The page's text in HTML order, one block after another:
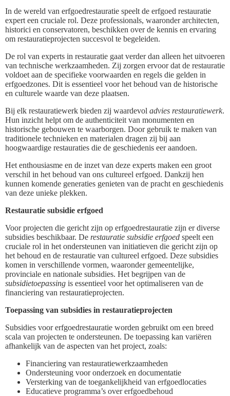
In de wereld van erfgoedrestauratie speelt de erfgoed restauratie
expert een cruciale rol. Deze professionals, waaronder architecten,
historici en conservatoren, beschikken over de kennis en ervaring
om restauratieprojecten succesvol te begeleiden.
De rol van experts in restauratie gaat verder dan alleen het uitvoeren
van technische werkzaamheden. Zij zorgen ervoor dat de restauratie
voldoet aan de specifieke voorwaarden en regels die gelden in
erfgoedzones. Dit is essentieel voor het behoud van de historische
en culturele waarde van deze plaatsen.
Bij elk restauratiewerk bieden zij waardevol advies restauratiewerk.
Hun inzicht helpt om de authenticiteit van monumenten en
historische gebouwen te waarborgen. Door gebruik te maken van
traditionele technieken en materialen dragen zij bij aan
hoogwaardige restauraties die de geschiedenis eer aandoen.
Het enthousiasme en de inzet van deze experts maken een groot
verschil in het behoud van ons cultureel erfgoed. Dankzij hen
kunnen komende generaties genieten van de pracht en geschiedenis
van deze unieke plekken.
Restauratie subsidie erfgoed
Voor projecten die gericht zijn op erfgoedrestauratie zijn er diverse
subsidies beschikbaar. De restauratie subsidie erfgoed speelt een
cruciale rol in het ondersteunen van initiatieven die gericht zijn op
het behoud en de restauratie van cultureel erfgoed. Deze subsidies
komen in verschillende vormen, waaronder gemeentelijke,
provinciale en nationale subsidies. Het begrijpen van de
subsidietoepassing is essentieel voor het optimaliseren van de
financiering van restauratieprojecten.
Toepassing van subsidies in restauratieprojecten
Subsidies voor erfgoedrestauratie worden gebruikt om een breed
scala van projecten te ondersteunen. De toepassing kan variëren
afhankelijk van de aspecten van het project, zoals:
Financiering van restauratiewerkzaamheden
Ondersteuning voor onderzoek en documentatie
Versterking van de toegankelijkheid van erfgoedlocaties
Educatieve programma’s over erfgoedbehoud